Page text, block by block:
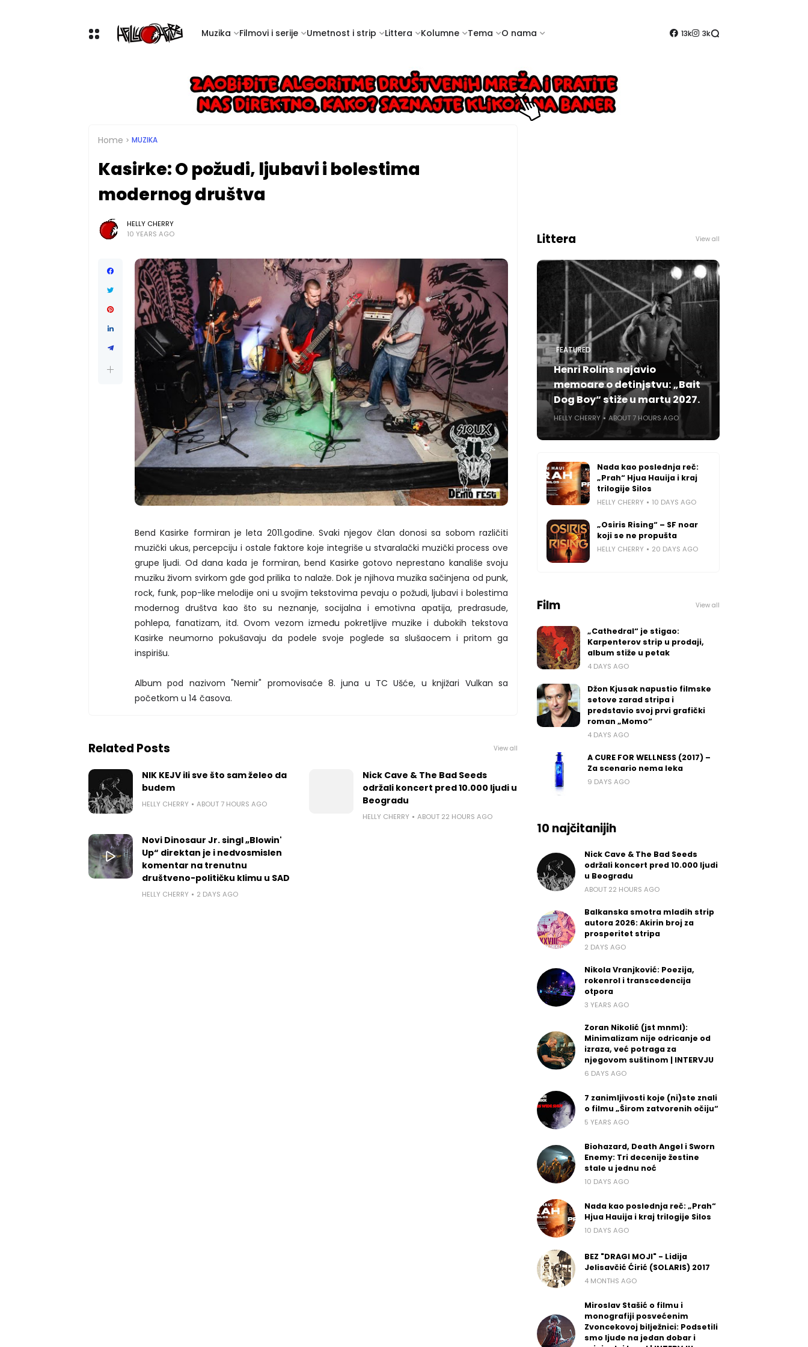
Muzika Filmovi i serije Umetnost i strip Littera Kolumne Tema O nama 13k 3k
Home MUZIKA
Kasirke: O požudi, ljubavi i bolestima
modernog društva
HELLY CHERRY
10 YEARS AGO
Bend Kasirke formiran je leta 2011.godine. Svaki njegov član donosi sa sobom različiti
muzički ukus, percepciju i ostale faktore koje integriše u stvaralački muzički process ove
grupe ljudi. Od dana kada je formiran, bend Kasirke gotovo neprestano kanališe svoju
muziku živom svirkom gde god prilika to nalaže. Dok je njihova muzika sačinjena od punk,
rock, funk, pop-like melodije oni u svojim tekstovima pevaju o požudi, ljubavi i bolestima
modernog društva kao što su neznanje, socijalna i emotivna apatija, predrasude,
pohlepa, fanatizam, itd. Ovom vezom između pokretljive muzike i dubokih tekstova
Kasirke neumorno pokušavaju da podele svoje poglede sa slušaocem i pritom ga
inspirišu.
Album pod nazivom "Nemir" promovisaće 8. juna u TC Ušće, u knjižari Vulkan sa
početkom u 14 časova.
Related Posts View all
NIK KEJV ili sve što sam želeo da
budem
HELLY CHERRY ABOUT 7 HOURS AGO
Nick Cave & The Bad Seeds
održali koncert pred 10.000 ljudi u
Beogradu
HELLY CHERRY ABOUT 22 HOURS AGO
Novi Dinosaur Jr. singl „Blowin'
Up“ direktan je i nedvosmislen
komentar na trenutnu
društveno-političku klimu u SAD
HELLY CHERRY 2 DAYS AGO
Littera View all
FEATURED
Henri Rolins najavio
memoare o detinjstvu: „Bait
Dog Boy“ stiže u martu 2027.
HELLY CHERRY ABOUT 7 HOURS AGO
Nada kao poslednja reč:
„Prah“ Hjua Hauija i kraj
trilogije Silos
HELLY CHERRY 10 DAYS AGO
„Osiris Rising“ – SF noar
koji se ne propušta
HELLY CHERRY 20 DAYS AGO
Film View all
„Cathedral“ je stigao:
Karpenterov strip u prodaji,
album stiže u petak
4 DAYS AGO
Džon Kjusak napustio filmske
setove zarad stripa i
predstavio svoj prvi grafički
roman „Momo“
4 DAYS AGO
A CURE FOR WELLNESS (2017) –
Za scenario nema leka
9 DAYS AGO
10 najčitanijih
Nick Cave & The Bad Seeds
održali koncert pred 10.000 ljudi
u Beogradu
ABOUT 22 HOURS AGO
Balkanska smotra mladih strip
autora 2026: Akirin broj za
prosperitet stripa
2 DAYS AGO
Nikola Vranjković: Poezija,
rokenrol i transcedencija
otpora
3 YEARS AGO
Zoran Nikolić (jst mnml):
Minimalizam nije odricanje od
izraza, već potraga za
njegovom suštinom | INTERVJU
6 DAYS AGO
7 zanimljivosti koje (ni)ste znali
o filmu „Širom zatvorenih očiju“
5 YEARS AGO
Biohazard, Death Angel i Sworn
Enemy: Tri decenije žestine
stale u jednu noć
10 DAYS AGO
Nada kao poslednja reč: „Prah“
Hjua Hauija i kraj trilogije Silos
10 DAYS AGO
BEZ "DRAGI MOJI" - Lidija
Jelisavčić Ćirić (SOLARIS) 2017
4 MONTHS AGO
Miroslav Stašić o filmu i
monografiji posvećenim
Zvoncekovoj bilježnici: Podsetili
smo ljude na jedan dobar i